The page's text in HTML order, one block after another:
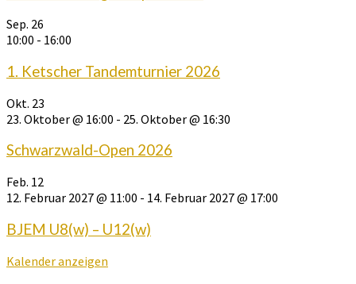
Sep. 26
10:00 - 16:00
1. Ketscher Tandemturnier 2026
Okt. 23
23. Oktober @ 16:00 - 25. Oktober @ 16:30
Schwarzwald-Open 2026
Feb. 12
12. Februar 2027 @ 11:00 - 14. Februar 2027 @ 17:00
BJEM U8(w) – U12(w)
Kalender anzeigen